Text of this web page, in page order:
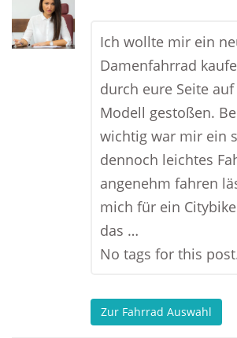
Ich wollte mir ein
Damenfahrrad
durch eure Seite
Modell gestoßen.
wichtig war mir ein
dennoch leichtes
angenehm fahren
mich für ein
das …
No tags for this
Zur Fahrrad Auswahl